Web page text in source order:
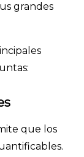
grandes
que los